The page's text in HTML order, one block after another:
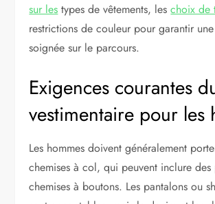
sur les types de vêtements, leschoix de
restrictions de couleur pour garantir
soignée sur le parcours.
Exigences courantes
vestimentaire pour les
Les hommes doivent généralement
chemises à col, qui peuvent inclure
chemises à boutons. Les pantalons ou